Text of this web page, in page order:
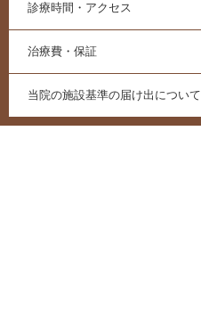
診療時間・アクセス
治療費・保証
当院の施設基準の届け出について